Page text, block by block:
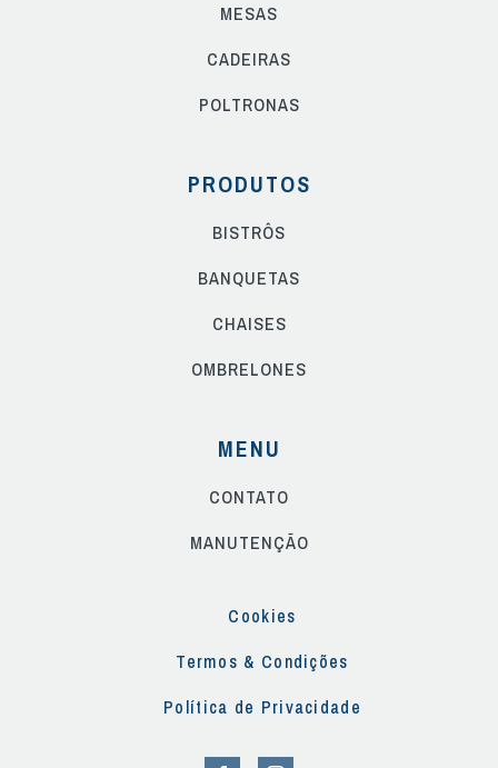
MESAS
CADEIRAS
POLTRONAS
PRODUTOS
BISTRÔS
BANQUETAS
CHAISES
OMBRELONES
MENU
CONTATO
MANUTENÇÃO
Cookies
Termos & Condições
Política de Privacidade